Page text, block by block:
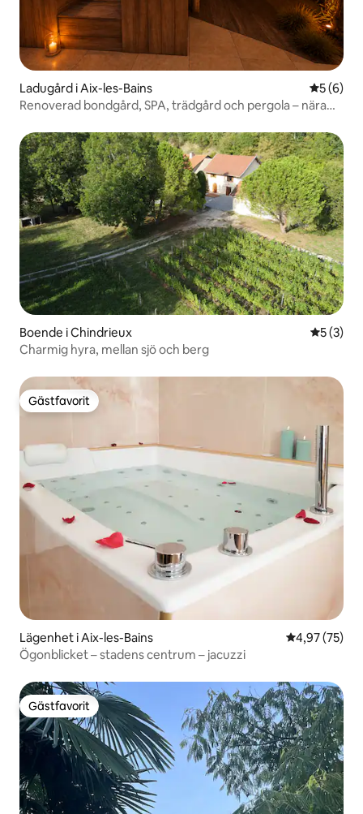
Ladugård i Aix-les-Bains 5 av 5 i
5 (6)
Renoverad bondgård, SPA, trädgård och pergola – nära
Boende i Chindrieux 5 av 5 i
5 (3)
Charmig hyra, mellan sjö och berg
Gästfavorit
Gästfavorit
Lägenhet i Aix-les-Bains 4,97 av 5 i
4,97 (75)
Ögonblicket – stadens centrum – jacuzzi
Gästfavorit
Gästfavorit